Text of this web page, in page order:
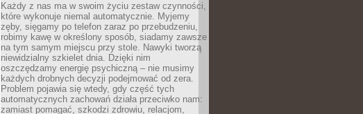
Każdy z nas ma w swoim życiu zestaw czynności,
które wykonuje niemal automatycznie. Myjemy
zęby, sięgamy po telefon zaraz po przebudzeniu,
robimy kawę w określony sposób, siadamy zawsze
na tym samym miejscu przy stole. Nawyki tworzą
niewidzialny szkielet dnia. Dzięki nim
oszczędzamy energię psychiczną – nie musimy
każdych drobnych decyzji podejmować od zera.
Problem pojawia się wtedy, gdy część tych
automatycznych zachowań działa przeciwko nam:
zamiast pomagać, szkodzi zdrowiu, relacjom,